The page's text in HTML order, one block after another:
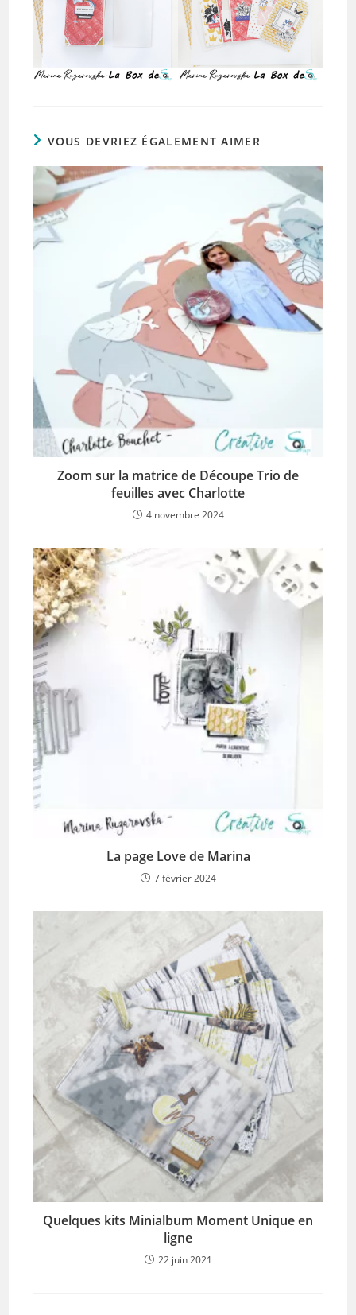
VOUS DEVRIEZ ÉGALEMENT AIMER
Zoom sur la matrice de Découpe Trio de
feuilles avec Charlotte
4 novembre 2024
La page Love de Marina
7 février 2024
Quelques kits Minialbum Moment Unique en
ligne
22 juin 2021